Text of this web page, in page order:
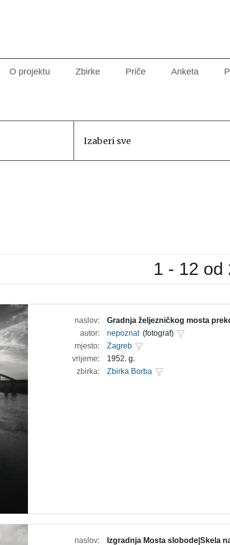
O projektu Zbirke Priče Anketa
Izaberi sve
1 - 12 od
naslov:
Gradnja željezničkog mosta
autor:
nepoznat (fotograf)
mjesto:
Zagreb
vrijeme:
1952. g.
zbirka:
Zbirka Borba
naslov:
Izgradnja Mosta slobode|Skela